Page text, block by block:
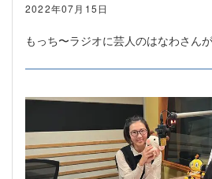
2022年07月15日
もっち〜ラジオに芸人のはなわさん